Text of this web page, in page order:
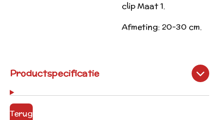
clip Maat 1.
Afmeting: 20-30 cm.
Productspecificatie
Terug